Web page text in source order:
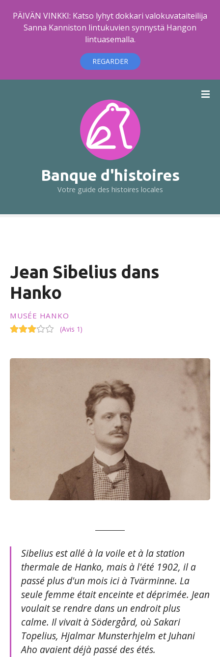
PÄIVÄN VINKKI: Katso lyhyt dokkari valokuvataiteilija
Sanna Kanniston lintukuvien synnystä Hangon
lintuasemalla.
REGARDER
e
Banque d'histoires
Votre guide des histoires locales
Jean Sibelius dans
Hanko
MUSÉE HANKO
(Avis 1)
Sibelius est allé à la voile et à la station
thermale de Hanko, mais à l'été 1902, il a
passé plus d'un mois ici à Tvärminne. La
seule femme était enceinte et déprimée. Jean
voulait se rendre dans un endroit plus
calme. Il vivait à Södergård, où Sakari
Topelius, Hjalmar Munsterhjelm et Juhani
Aho avaient déjà passé des étés.